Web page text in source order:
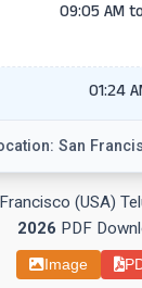
09:05 AM
01:24
San
(USA)
2026 PDF
Image